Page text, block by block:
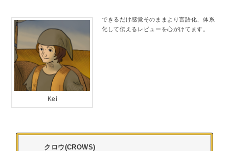
Kei
できるだけ感覚そのままより言語化、体系
化して伝えるレビューを心がけてます。
クロウ(CROWS)